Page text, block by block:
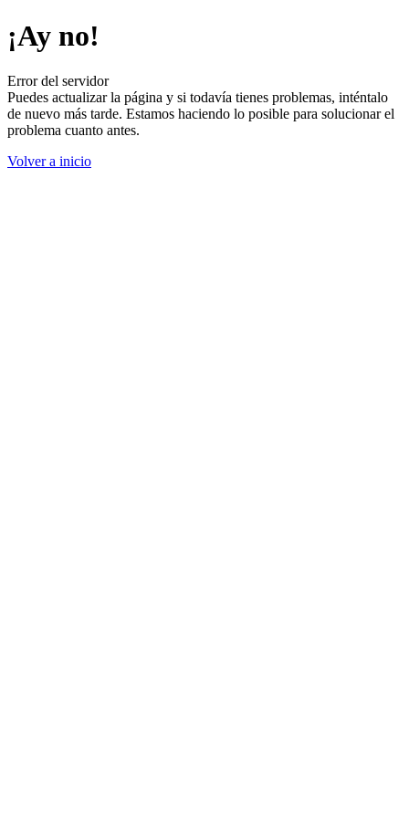
¡Ay no!
Error del servidor
Puedes actualizar la página y si todavía tienes problemas, inténtalo
de nuevo más tarde. Estamos haciendo lo posible para solucionar el
problema cuanto antes.
Volver a inicio